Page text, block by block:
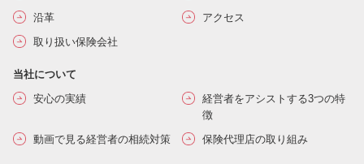
沿革
アクセス
取り扱い保険会社
当社について
安心の実績
経営者をアシストする3つの特
徴
動画で見る経営者の相続対策
保険代理店の取り組み